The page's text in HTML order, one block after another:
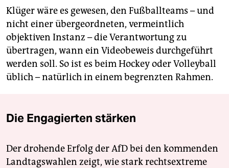
Klüger wäre es gewesen, den Fußballteams – und
nicht einer übergeordneten, vermeintlich
objektiven Instanz – die Verantwortung zu
übertragen, wann ein Videobeweis durchgeführt
werden soll. So ist es beim Hockey oder Volleyball
üblich – natürlich in einem begrenzten Rahmen.
Die Engagierten stärken
Der drohende Erfolg der AfD bei den kommenden
Landtagswahlen zeigt, wie stark rechtsextreme